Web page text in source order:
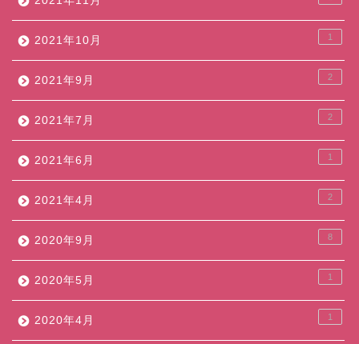
2021年10月 1
2021年9月 2
2021年7月 2
2021年6月 1
2021年4月 2
2020年9月 8
2020年5月 1
2020年4月 1